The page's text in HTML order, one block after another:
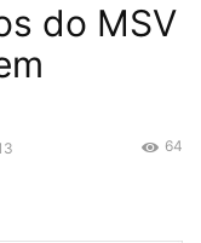
do MSV
64